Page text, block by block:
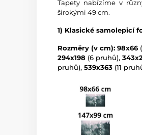
Tapety nabízíme v
širokými 49 cm.
1) Klasické samolepicí
Rozměry (v cm): 98x66
294x198 (6 pruhů),
pruhů), 539x363 (11